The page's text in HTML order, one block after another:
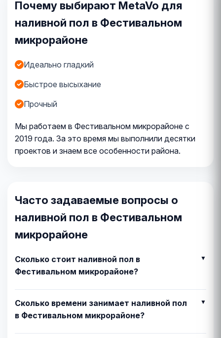
Почему выбирают MetaVo для
наливной пол в Фестивальном
микрорайоне
Идеально гладкий
Быстрое высыхание
Прочный
Мы работаем в Фестивальном микрорайоне с
2019 года. За это время мы выполнили десятки
проектов и знаем все особенности района.
Часто задаваемые вопросы о
наливной пол в Фестивальном
микрорайоне
Сколько стоит наливной пол в
Фестивальном микрорайоне?
Сколько времени занимает наливной пол
в Фестивальном микрорайоне?